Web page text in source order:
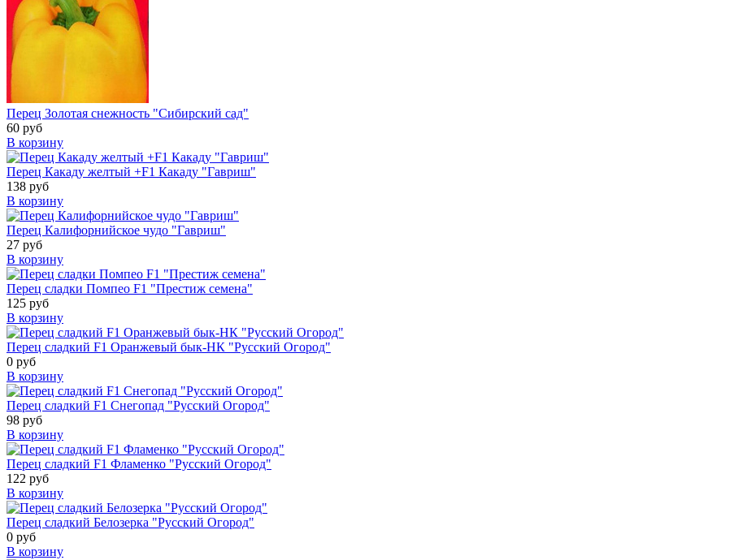
Перец Золотая снежность "Сибирский сад"
60 руб
В корзину
Перец Какаду желтый +F1 Какаду "Гавриш"
138 руб
В корзину
Перец Калифорнийское чудо "Гавриш"
27 руб
В корзину
Перец сладки Помпео F1 "Престиж семена"
125 руб
В корзину
Перец сладкий F1 Оранжевый бык-НК "Русский Огород"
0 руб
В корзину
Перец сладкий F1 Снегопад "Русский Огород"
98 руб
В корзину
Перец сладкий F1 Фламенко "Русский Огород"
122 руб
В корзину
Перец сладкий Белозерка "Русский Огород"
0 руб
В корзину